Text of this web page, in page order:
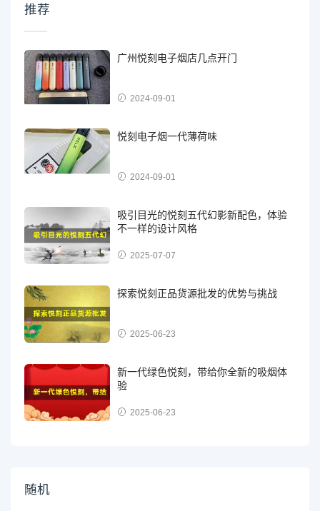
推荐
广州悦刻电子烟店几点开门
2024-09-01
悦刻电子烟一代薄荷味
2024-09-01
吸引目光的悦刻五代幻影新配色，体验
不一样的设计风格
2025-07-07
探索悦刻正品货源批发的优势与挑战
2025-06-23
新一代绿色悦刻，带给你全新的吸烟体
验
2025-06-23
随机